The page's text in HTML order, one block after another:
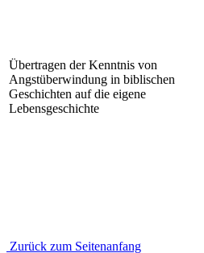
Übertragen der Kenntnis von
Angstüberwindung in biblischen
Geschichten auf die eigene
Lebensgeschichte
Zurück zum Seitenanfang